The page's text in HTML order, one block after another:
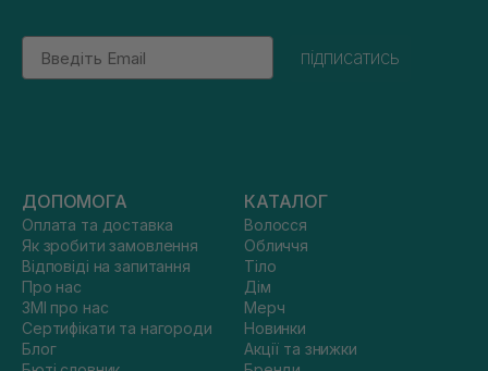
Email
підписатись
ДОПОМОГА
Оплата та доставка
Як зробити замовлення
Відповіді на запитання
Про нас
ЗМІ про нас
Сертифікати та нагороди
Блог
КАТАЛОГ
Волосся
Обличчя
Тіло
Дім
Мерч
Новинки
Акції та знижки